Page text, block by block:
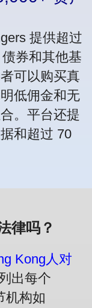
提供超过
券和其他基
可以购买真
低佣金和无
。平台还提
和超过 70
律吗？
Kong人对
出每个
机构如